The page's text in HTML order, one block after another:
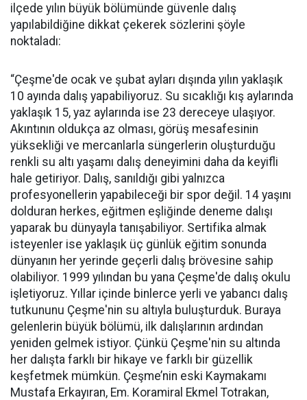
ilçede yılın büyük bölümünde güvenle dalış
yapılabildiğine dikkat çekerek sözlerini şöyle
noktaladı:
“Çeşme'de ocak ve şubat ayları dışında yılın yaklaşık
10 ayında dalış yapabiliyoruz. Su sıcaklığı kış aylarında
yaklaşık 15, yaz aylarında ise 23 dereceye ulaşıyor.
Akıntının oldukça az olması, görüş mesafesinin
yüksekliği ve mercanlarla süngerlerin oluşturduğu
renkli su altı yaşamı dalış deneyimini daha da keyifli
hale getiriyor. Dalış, sanıldığı gibi yalnızca
profesyonellerin yapabileceği bir spor değil. 14 yaşını
dolduran herkes, eğitmen eşliğinde deneme dalışı
yaparak bu dünyayla tanışabiliyor. Sertifika almak
isteyenler ise yaklaşık üç günlük eğitim sonunda
dünyanın her yerinde geçerli dalış brövesine sahip
olabiliyor. 1999 yılından bu yana Çeşme'de dalış okulu
işletiyoruz. Yıllar içinde binlerce yerli ve yabancı dalış
tutkununu Çeşme'nin su altıyla buluşturduk. Buraya
gelenlerin büyük bölümü, ilk dalışlarının ardından
yeniden gelmek istiyor. Çünkü Çeşme'nin su altında
her dalışta farklı bir hikaye ve farklı bir güzellik
keşfetmek mümkün. Çeşme’nin eski Kaymakamı
Mustafa Erkayıran, Em. Koramiral Ekmel Totrakan,